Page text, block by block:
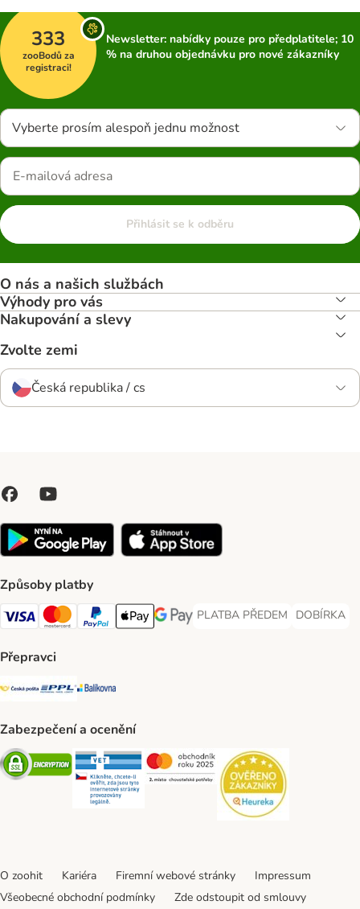
333
zooBodů za
registraci!
Newsletter: nabídky pouze pro předplatitele; 10
% na druhou objednávku pro nové zákazníky
Vyberte prosím alespoň jednu možnost
Přihlásit se k odběru
O nás a našich službách
Výhody pro vás
Nakupování a slevy
Zvolte zemi
Česká republika / cs
Způsoby platby
Visa Payment Method
Mastercard Payment Method
PayPal Payment Method
Apple pay Payment Method
GooglePay Payment Method
PLATBA PŘEDEM
PLATBA PŘEDEM Payment
DOBÍRKA
DOBÍRKA
Přepravci
Česká pošta Shipping Method
PPL Shipping Method
Balíkovna Shipping Method
Zabezpečení a ocenění
Security Security Security
O zoohit Kariéra Firemní webové stránky
Impressum
Všeobecné obchodní podmínky
Zde odstoupit od smlouvy